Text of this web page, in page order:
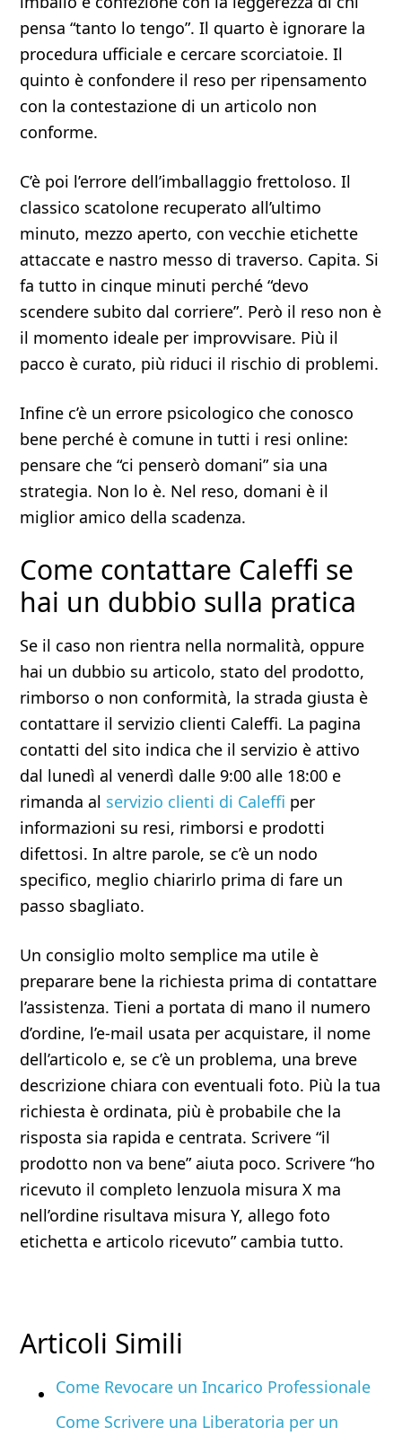
pensa “tanto lo tengo”. Il quarto è ignorare la
procedura ufficiale e cercare scorciatoie. Il
quinto è confondere il reso per ripensamento
con la contestazione di un articolo non
conforme.
C’è poi l’errore dell’imballaggio frettoloso. Il
classico scatolone recuperato all’ultimo
minuto, mezzo aperto, con vecchie etichette
attaccate e nastro messo di traverso. Capita. Si
fa tutto in cinque minuti perché “devo
scendere subito dal corriere”. Però il reso non è
il momento ideale per improvvisare. Più il
pacco è curato, più riduci il rischio di problemi.
Infine c’è un errore psicologico che conosco
bene perché è comune in tutti i resi online:
pensare che “ci penserò domani” sia una
strategia. Non lo è. Nel reso, domani è il
miglior amico della scadenza.
Come contattare Caleffi se
hai un dubbio sulla pratica
Se il caso non rientra nella normalità, oppure
hai un dubbio su articolo, stato del prodotto,
rimborso o non conformità, la strada giusta è
contattare il servizio clienti Caleffi. La pagina
contatti del sito indica che il servizio è attivo
dal lunedì al venerdì dalle 9:00 alle 18:00 e
rimanda al servizio clienti di Caleffi per
informazioni su resi, rimborsi e prodotti
difettosi. In altre parole, se c’è un nodo
specifico, meglio chiarirlo prima di fare un
passo sbagliato.
Un consiglio molto semplice ma utile è
preparare bene la richiesta prima di contattare
l’assistenza. Tieni a portata di mano il numero
d’ordine, l’e-mail usata per acquistare, il nome
dell’articolo e, se c’è un problema, una breve
descrizione chiara con eventuali foto. Più la tua
richiesta è ordinata, più è probabile che la
risposta sia rapida e centrata. Scrivere “il
prodotto non va bene” aiuta poco. Scrivere “ho
ricevuto il completo lenzuola misura X ma
nell’ordine risultava misura Y, allego foto
etichetta e articolo ricevuto” cambia tutto.
Articoli Simili
Come Revocare un Incarico Professionale
Come Scrivere una Liberatoria per un